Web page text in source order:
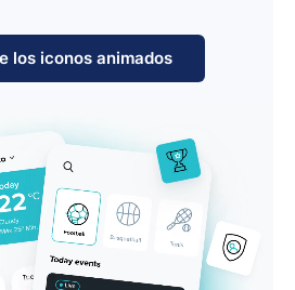
los iconos animados